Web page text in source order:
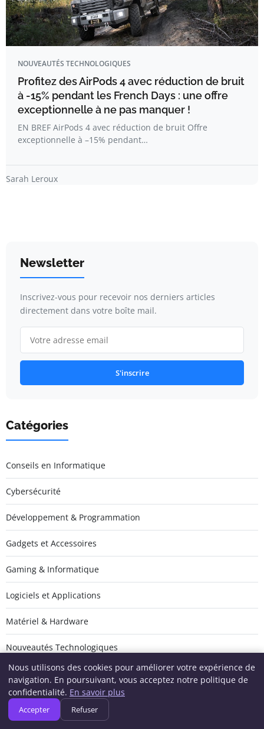
NOUVEAUTÉS TECHNOLOGIQUES
Profitez des AirPods 4 avec réduction de bruit
à -15% pendant les French Days : une offre
exceptionnelle à ne pas manquer !
EN BREF AirPods 4 avec réduction de bruit Offre
exceptionnelle à –15% pendant…
Sarah Leroux
Newsletter
Inscrivez-vous pour recevoir nos derniers articles
directement dans votre boîte mail.
S'inscrire
Catégories
Conseils en Informatique
Cybersécurité
Développement & Programmation
Gadgets et Accessoires
Gaming & Informatique
Logiciels et Applications
Matériel & Hardware
Nouveautés Technologiques
Réseaux & Systèmes
Tech
Nous utilisons des cookies pour améliorer votre expérience de
navigation. En poursuivant, vous acceptez notre politique de
confidentialité. En savoir plus
Accepter Refuser